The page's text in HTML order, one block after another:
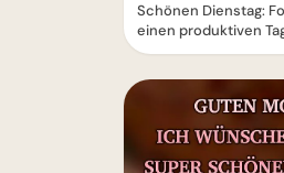
Schönen Dienstag:
einen produktiven